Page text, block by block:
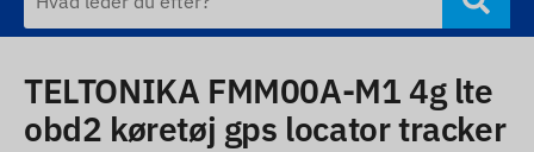
TELTONIKA FMM00A-M1 4g lte
obd2 køretøj gps locator tracker